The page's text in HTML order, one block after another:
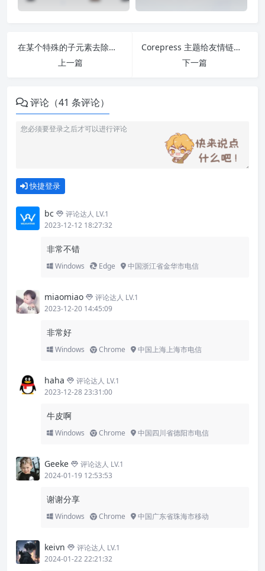
在某个特殊的子元素去除父类的 padding 效果
上一篇
Corepress 主题给友情链接图标设置默认图片
下一篇
评论（41 条评论）
快捷登录
bc
评论达人 LV.1
2023-12-12 18:27:32
非常不错
Windows Edge 中国浙江省金华市电信
miaomiao
评论达人 LV.1
2023-12-20 14:45:09
非常好
Windows Chrome 中国上海上海市电信
haha
评论达人 LV.1
2023-12-28 23:31:00
牛皮啊
Windows Chrome 中国四川省德阳市电信
Geeke
评论达人 LV.1
2024-01-19 12:53:53
谢谢分享
Windows Chrome 中国广东省珠海市移动
keivn
评论达人 LV.1
2024-01-22 22:21:32